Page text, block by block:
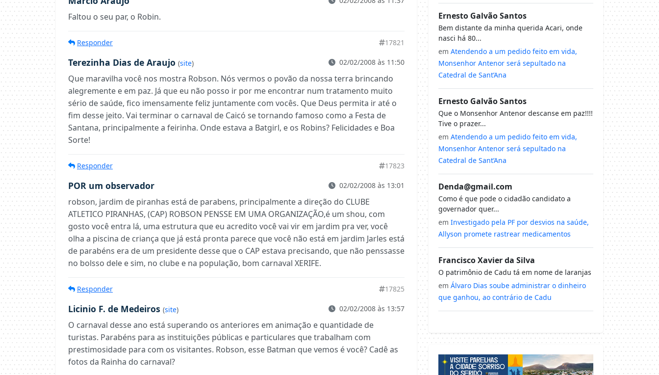
Faltou o seu par, o Robin.
Responder 17821
Terezinha Dias de Araujo (site) 02/02/2008 às 11:50
Que maravilha você nos mostra Robson. Nós vermos o povão da nossa terra brincando
alegremente e em paz. Já que eu não posso ir por me encontrar num tratamento muito
sério de saúde, fico imensamente feliz juntamente com vocês. Que Deus permita ir até o
fim desse jeito. Vai terminar o carnaval de Caicó se tornando famoso como a Festa de
Santana, principalmente a feirinha. Onde estava a Batgirl, e os Robins? Felicidades e Boa
Sorte!
Responder 17823
POR um observador 02/02/2008 às 13:01
robson, jardim de piranhas está de parabens, principalmente a direção do CLUBE
ATLETICO PIRANHAS, (CAP) ROBSON PENSSE EM UMA ORGANIZAÇÃO,é um shou, com
gosto você entra lá, uma estrutura que eu acredito você vai vir em jardim pra ver, você
olha a piscina de criança que já está pronta parece que você não está em jardim Jarles está
de parabéns era de um presidente desse que o CAP estava precisando, que não penssasse
no bolsso dele e sim, no clube e na população, bom carnaval XERIFE.
Responder 17825
Licinio F. de Medeiros (site) 02/02/2008 às 13:57
O carnaval desse ano está superando os anteriores em animação e quantidade de
turistas. Parabéns para as instituições públicas e particulares que trabalham com
prestimosidade para com os visitantes. Robson, esse Batman que vemos é você? Cadê as
fotos da Rainha do carnaval?
Ernesto Galvão Santos
Bem distante da minha querida Acari, onde
nasci há 80...
em Atendendo a um pedido feito em vida,
Monsenhor Antenor será sepultado na
Catedral de Sant’Ana
Ernesto Galvão Santos
Que o Monsenhor Antenor descanse em paz!!!!
Tive o prazer...
em Atendendo a um pedido feito em vida,
Monsenhor Antenor será sepultado na
Catedral de Sant’Ana
Denda@gmail.com
Como é que pode o cidadão candidato a
governador quer...
em Investigado pela PF por desvios na saúde,
Allyson promete rastrear medicamentos
Francisco Xavier da Silva
O patrimônio de Cadu tá em nome de laranjas
em Álvaro Dias soube administrar o dinheiro
que ganhou, ao contrário de Cadu